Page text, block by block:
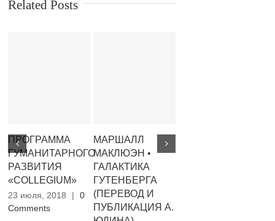
Related Posts
ПРОГРАММА
ГУМАНИТАРНОГО
РАЗВИТИЯ
«COLLEGIUM»
23 июля, 2018 |
0
Comments
МАРШАЛЛ
МАКЛЮЭН •
ГАЛАКТИКА
ГУТЕНБЕРГА
(ПЕРЕВОД И
ПУБЛИКАЦИЯ А.